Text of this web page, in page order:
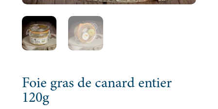
Foie gras de canard entier
120g